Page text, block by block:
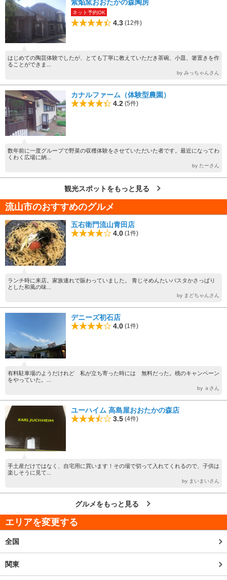
紫焔窯おおたかの森陶房
ネット予約OK
4.3 (12件)
はじめての陶芸体験でしたが、とても丁寧に教えていただき茶碗、小皿、箸置きを作
ることができま...
by みっちゃんさん
カナルファーム（体験型農園）
4.2 (5件)
数年前に一度グループで野菜の収穫体験をさせていただいた者です。最近になってわ
くわく広場に納...
by たーさん
観光スポットをもっと見る
流山市のおすすめのグルメ
五右衛門流山青田店
4.0 (1件)
ランチ時に来店。家族連れで賑わっていました。 青じそめんたいパスタかさっぱり
とした和風の味...
by まどちゃんさん
デニーズ初石店
4.0 (1件)
有料駐車場のようだけれど 私が立ち寄った時には 無料だった。桃のキャンペーン
をやっていた。...
by ａさん
ユーハイム 高島屋おおたかの森店
3.5 (4件)
手土産だけではなく、自宅用に買います！その場で切って入れてくれるので、子供は
楽しそうに見て...
by まいまいさん
グルメをもっと見る
エリアを変更する
全国
関東